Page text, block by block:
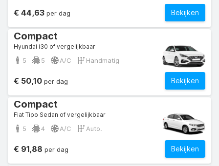
Bekijken
€ 44,63 per dag
Compact
Hyundai i30 of vergelijkbaar
5 5 A/C Handmatig
Bekijken
€ 50,10 per dag
Compact
Fiat Tipo Sedan of vergelijkbaar
5 4 A/C Auto.
Bekijken
€ 91,88 per dag